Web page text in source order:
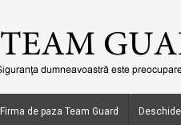
Firma de paza Team Guard